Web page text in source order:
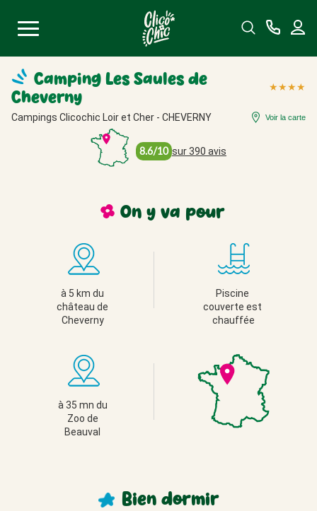
Camping Les Saules de
Cheverny
★★★★
Campings Clicochic Loir et Cher - CHEVERNY Voir la carte
8.6/10 sur 390 avis
On y va pour
à 5 km du
château de
Cheverny
Piscine
couverte est
chauffée
à 35 mn du
Zoo de
Beauval
Bien dormir